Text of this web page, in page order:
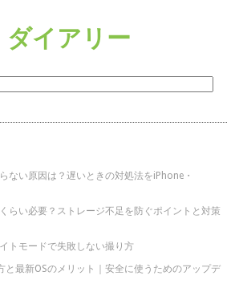
イアリー
ない原因は？遅いときの対処法をiPhone・
らい必要？ストレージ不足を防ぐポイントと対策
トモードで失敗しない撮り方
最新OSのメリット｜安全に使うためのアップデ